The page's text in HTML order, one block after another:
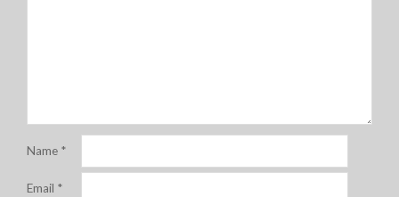
Name *
Email *